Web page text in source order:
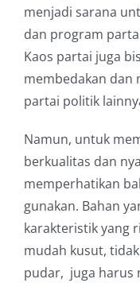
menjadi sarana
dan program
Kaos partai juga
membedakan dan
partai politik
Namun, untuk
berkualitas dan
memperhatikan
gunakan. Bahan
karakteristik yang
mudah kusut,
pudar, juga harus